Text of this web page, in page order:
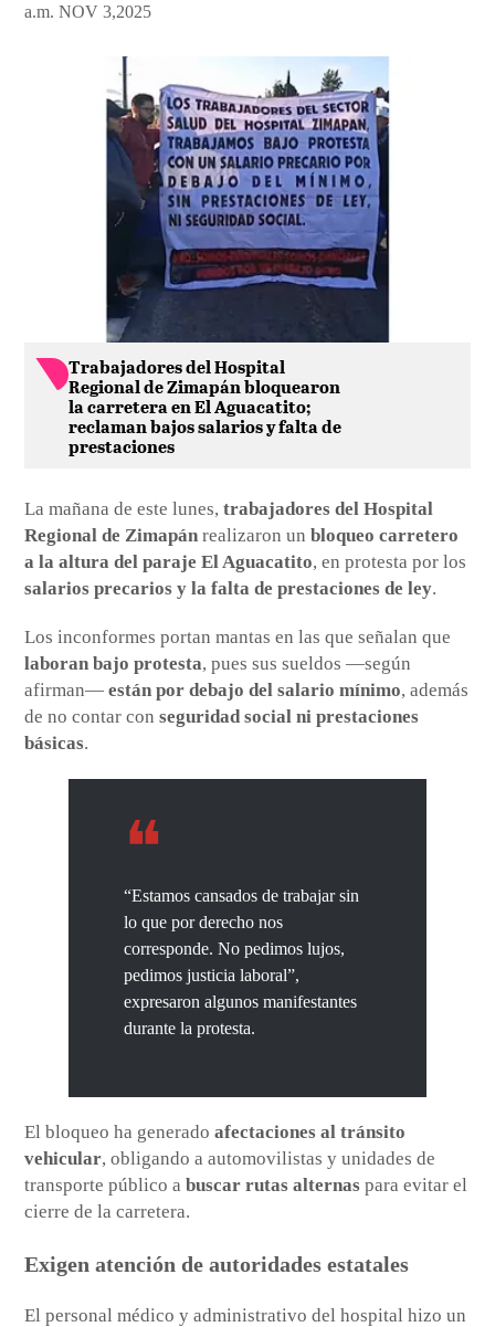
a.m. NOV 3,2025
Trabajadores del Hospital
Regional de Zimapán bloquearon
la carretera en El Aguacatito;
reclaman bajos salarios y falta de
prestaciones
La mañana de este lunes,trabajadores del Hospital
Regional de Zimapán realizaron unbloqueo carretero
a la altura del paraje El Aguacatito, en protesta por los
salarios precarios y la falta de prestaciones de ley.
Los inconformes portan mantas en las que señalan que
laboran bajo protesta, pues sus sueldos —según
afirman—están por debajo del salario mínimo, además
de no contar conseguridad social ni prestaciones
básicas.
“Estamos cansados de trabajar sin
lo que por derecho nos
corresponde. No pedimos lujos,
pedimos justicia laboral”,
expresaron algunos manifestantes
durante la protesta.
El bloqueo ha generadoafectaciones al tránsito
vehicular, obligando a automovilistas y unidades de
transporte público abuscar rutas alternas para evitar el
cierre de la carretera.
Exigen atención de autoridades estatales
El personal médico y administrativo del hospital hizo un